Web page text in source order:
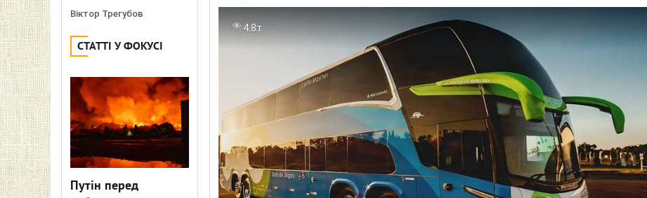
Віктор Трегубов
СТАТТІ У ФОКУСІ
Путін перед
4.8т